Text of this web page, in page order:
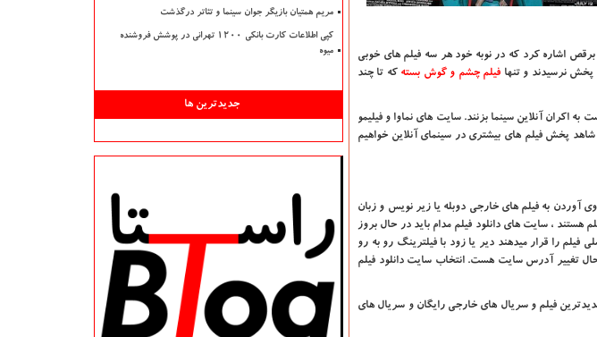
اشاره کرد که در نوبه خود هر سه فیلم های خوبی
پخش نرسیدند و تنها فیلم چشم و گوش بسته که تا چند
اکران آنلاین سینما بزنند. سایت های نماوا و فیلیمو
شاهد پخش فیلم های بیشتری در سینمای آنلاین خواهیم
آوردن به فیلم های خارجی دوبله یا زیر نویس و زبان
، سایت های دانلود فیلم مدام باید در حال بروز
را قرار میدهند دیر یا زود با فیلترینگ رو به رو
تغییر آدرس سایت هست. انتخاب سایت دانلود فیلم
فیلم و سریال های خارجی رایگان و سریال های
مریم همتیان بازیگر جوان سینما و تئاتر درگذشت
کپی اطلاعات کارت بانکی ۱۲۰۰ تهرانی در پوشش فروشنده
میوه
جدیدترین ها